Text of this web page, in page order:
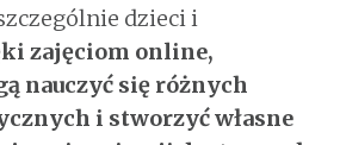
dzieci i
zajęciom online,
nauczyć się różnych
i stworzyć własne